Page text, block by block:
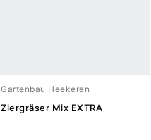
Gartenbau Heekeren
Ziergräser Mix EXTRA